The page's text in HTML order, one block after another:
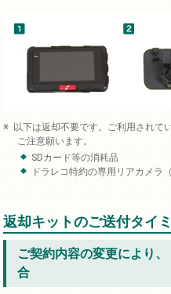
以下は返却不要です。ご利用されて
ご注意願います。
SDカード等の消耗品
ドラレコ特約の専用リアカメラ
返却キットのご送付タイ
ご契約内容の変更により
合